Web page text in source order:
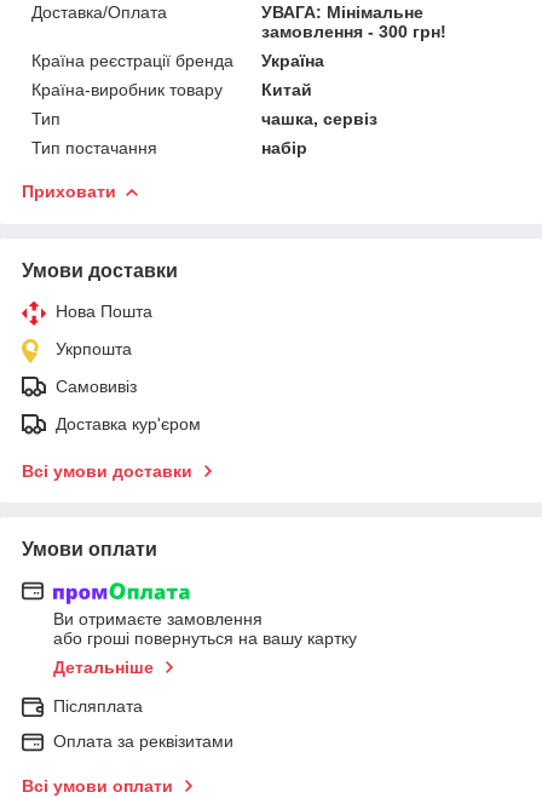
Доставка/Оплата
УВАГА: Мінімальне
замовлення - 300 грн!
Країна реєстрації бренда
Україна
Країна-виробник товару
Китай
Тип
чашка, сервіз
Тип постачання
набір
Приховати
Умови доставки
Нова Пошта
Укрпошта
Самовивіз
Доставка кур'єром
Всі умови доставки
Умови оплати
Ви отримаєте замовлення
або гроші повернуться на вашу картку
Детальніше
Післяплата
Оплата за реквізитами
Всі умови оплати